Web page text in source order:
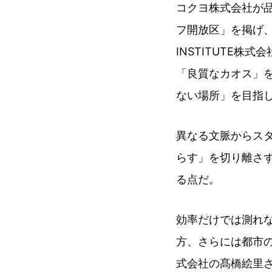
コクヨ株式会社が
フ開放区」を掲げ
INSTITUTE株式会
「良質なカオス
ない場所」を目指
異なる文脈からス
らす」を切り離さ
る点だ。
効率だけでは測れ
方、さらには都市
式会社の髙橋絵里